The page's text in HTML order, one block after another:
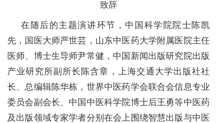
致辞
在随后的主题演讲环节，中国科学院院士陈凯
先，国医大师严世芸，山东中医药大学附属医院主任
医师、博士生导师尹常健，中国新闻出版研究院出版
产业研究所副所长陈含章，上海交通大学出版社社
长、总编辑陈华栋，世界中医药学会联合会信息专业
委员会副会长、中国中医科学院博士后王勇等中医药
及出版领域专家学者分别在会上围绕智慧出版与中医